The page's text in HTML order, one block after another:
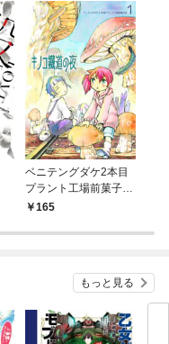
ベニテングダケ2本目
プラント工場前菓子店
1-キノコ鐵道の夜
165
もっと見る